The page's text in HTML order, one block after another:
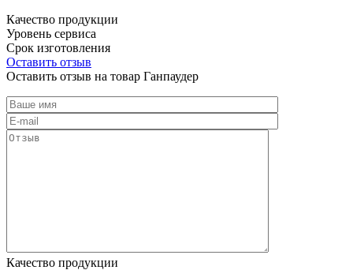
Качество продукции
Уровень сервиса
Срок изготовления
Оставить отзыв
Оставить отзыв на товар Ганпаудер
Качество продукции